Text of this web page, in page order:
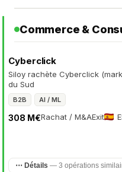
Commerce &
Cyberclick
Siloy rachète Cyberclick
du Sud
B2B AI / ML
Rachat / M&A
308 M€ Exit
⋯ Détails — 3 opérations